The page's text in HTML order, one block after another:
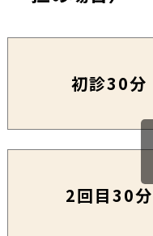
初診30分
2回目30分